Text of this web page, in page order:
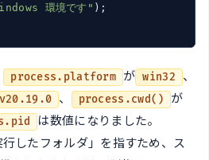
環境です" );
process.platform が win32 、
v20.19.0 、 process.cwd()
が
は数値になりました。
したフォルダ」を指すため、ス